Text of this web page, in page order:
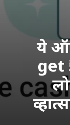
ये
get